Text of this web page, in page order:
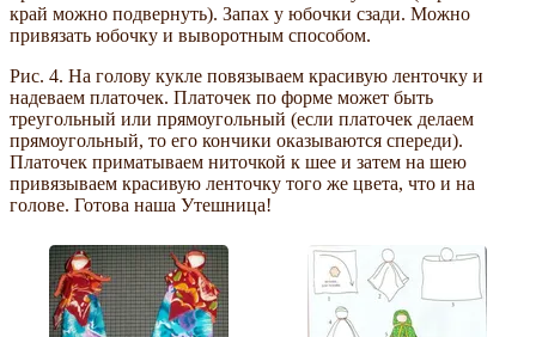
край можно подвернуть). Запах у юбочки сзади. Можно
привязать юбочку и выворотным способом.
Рис. 4. На голову кукле повязываем красивую ленточку и
надеваем платочек. Платочек по форме может быть
треугольный или прямоугольный (если платочек делаем
прямоугольный, то его кончики оказываются спереди).
Платочек приматываем ниточкой к шее и затем на шею
привязываем красивую ленточку того же цвета, что и на
голове. Готова наша Утешница!